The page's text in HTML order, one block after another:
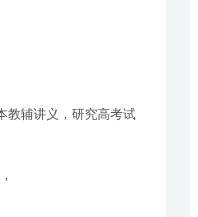
教辅讲义，研究高考试